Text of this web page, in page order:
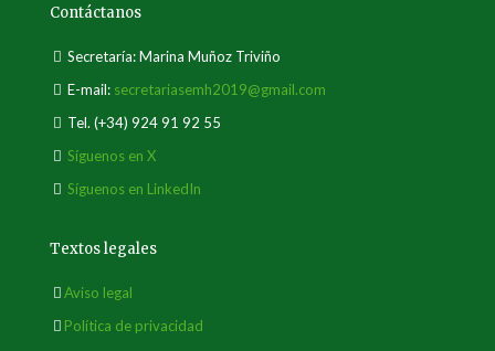
Contáctanos
Secretaría: Marina Muñoz Triviño
E-mail: secretariasemh2019@gmail.com
Tel. (+34) 924 91 92 55
Síguenos en X
Síguenos en LinkedIn
Textos legales
Aviso legal
Política de privacidad